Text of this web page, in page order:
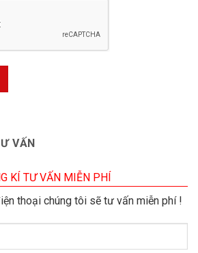
VẤN
KÍ TƯ VẤN MIỄN PHÍ
thoại chúng tôi sẽ tư vấn miễn phí !